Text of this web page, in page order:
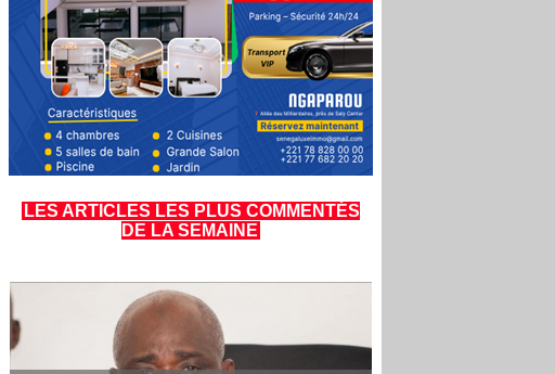
LES ARTICLES LES PLUS COMMENTÉS
DE LA SEMAINE